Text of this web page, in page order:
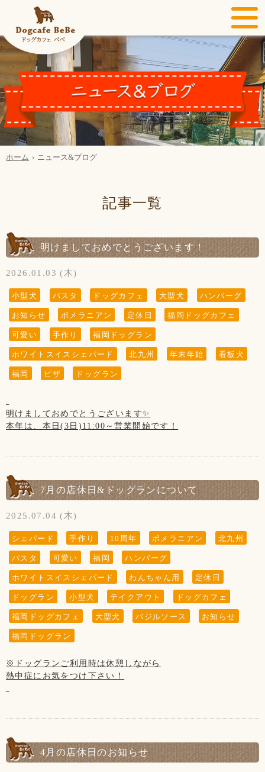
ホーム ニュース&ブログ
記事一覧
明けましておめでとうございます！
2026.01.03 (木)
小型犬 パスタ ドッグカフェ 大型犬 ハンバーグ
お知らせ ポメラニアン 定休日 福岡ドッグカフェ
可愛い 手作り 福岡ドッグラン
ホワイトスイスシェパード 北九州 年末年始 看板犬
福岡 ピザ ドッグラン
明けましておめでとうございます✨
本年は、本日(3日)11:00～営業開始です！
1月の店休日のお知らせです！
【1月の店休日】
8日、15日、22日、29の木曜日と
第3水曜日の21日です
【お願い】
当店では店内・テラスでのリードの着用
(または、カートや抱っこ)をお願いしております。
リードを外して大丈夫なのはわんちゃん同士の
(リードの付け外しもラン内でお願いします)
大変危険です！
リードはわんちゃんにとって命綱なので
必ず着用して下さい。
7月の店休日&ドッグランについて
2025.07.04 (木)
シェパード 手作り 10周年 ポメラニアン 北九州
パスタ 可愛い 福岡 ハンバーグ
ホワイトスイスシェパード わんちゃん用 定休日
ドッグラン 小型犬 テイクアウト ドッグカフェ
福岡ドッグカフェ 大型犬 バジルソース お知らせ
福岡ドッグラン
※ドッグランご利用時は休憩しながら
熱中症にお気をつけ下さい！
※第3水曜日の16日です
4月の店休日のお知らせ